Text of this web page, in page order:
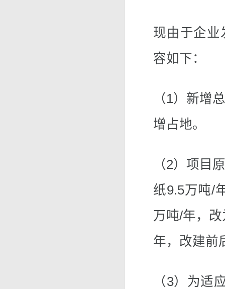
现由于企业
容如下：
（1）新增
增占地。
（2）项目
纸9.5万吨/
万吨/年，
年，改建前
（3）为适